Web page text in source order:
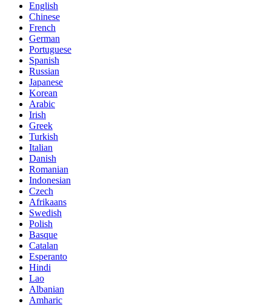
English
Chinese
French
German
Portuguese
Spanish
Russian
Japanese
Korean
Arabic
Irish
Greek
Turkish
Italian
Danish
Romanian
Indonesian
Czech
Afrikaans
Swedish
Polish
Basque
Catalan
Esperanto
Hindi
Lao
Albanian
Amharic